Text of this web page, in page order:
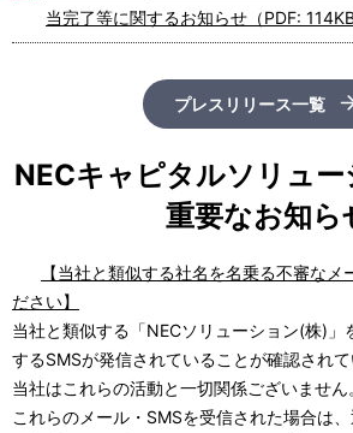
当完了等に関するお知らせ（PDF: 114KB
プレスリリース一覧
NECキャピタルソリュ
重要なお知ら
【当社と類似する社名を名乗る不審なメ
ださい】
当社と類似する「NECソリューション(株)」
するSMSが発信されていることが確認されて
当社はこれらの活動と一切関係ございません
これらのメール・SMSを受信された場合は